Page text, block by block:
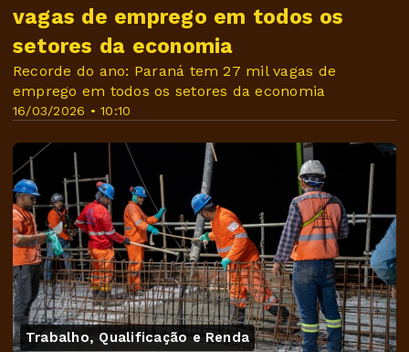
16/03/2026 • 10:10
vagas de emprego em todos os
setores da economia
Recorde do ano: Paraná tem 27 mil vagas de
emprego em todos os setores da economia
Trabalho, Qualificação e Renda